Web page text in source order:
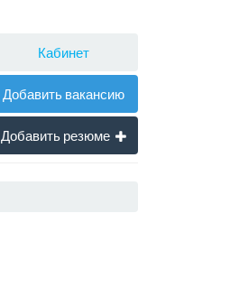
Кабинет
Добавить вакансию
Добавить резюме